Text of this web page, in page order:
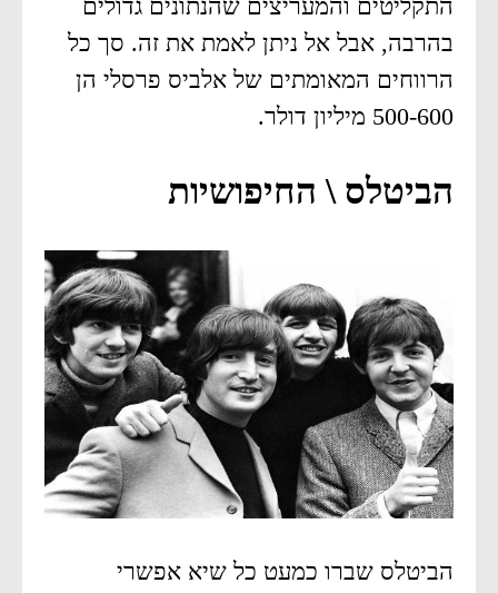
התקליטים והמעריצים שהנתונים גדולים
בהרבה, אבל אל ניתן לאמת את זה. סך כל
הרווחים המאומתים של אלביס פרסלי הן
500-600 מיליון דולר.
הביטלס \ החיפושיות
הביטלס שברו כמעט כל שיא אפשרי